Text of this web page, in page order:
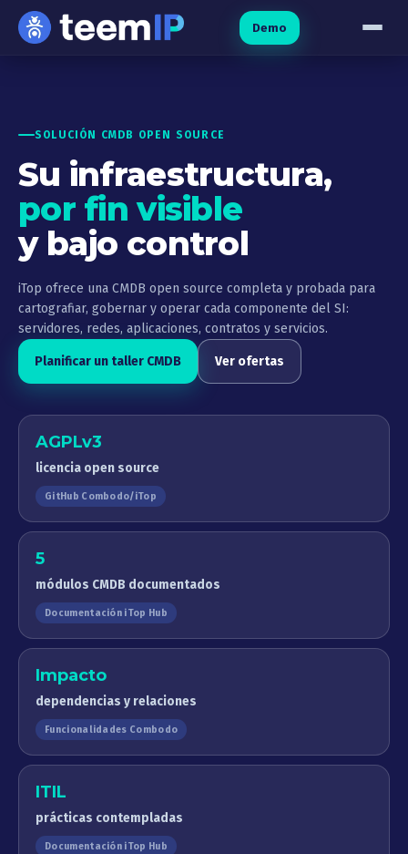
Ir al contenido
Demo
SOLUCIÓN CMDB OPEN SOURCE
Su infraestructura,
por fin visible
y bajo control
iTop ofrece una CMDB open source completa y probada para
cartografiar, gobernar y operar cada componente del SI:
servidores, redes, aplicaciones, contratos y servicios.
Planificar un taller CMDB Ver ofertas
AGPLv3
licencia open source
GitHub Combodo/iTop
5
módulos CMDB documentados
Documentación iTop Hub
Impacto
dependencias y relaciones
Funcionalidades Combodo
ITIL
prácticas contempladas
Documentación iTop Hub